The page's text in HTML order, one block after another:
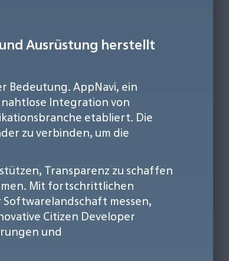
Ausrüstung herstellt
Bedeutung. AppNavi, ein
Integration von
etabliert. Die
zu verbinden, um die
Transparenz zu schaffen
Mit fortschrittlichen
messen,
Citizen Developer
und